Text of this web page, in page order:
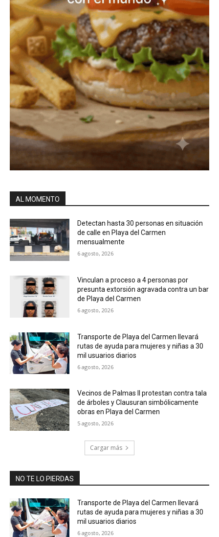
AL MOMENTO
Detectan hasta 30 personas en situación
de calle en Playa del Carmen
mensualmente
6 agosto, 2026
Vinculan a proceso a 4 personas por
presunta extorsión agravada contra un bar
de Playa del Carmen
6 agosto, 2026
Transporte de Playa del Carmen llevará
rutas de ayuda para mujeres y niñas a 30
mil usuarios diarios
6 agosto, 2026
Vecinos de Palmas II protestan contra tala
de árboles y Clausuran simbólicamente
obras en Playa del Carmen
5 agosto, 2026
Cargar más
NO TE LO PIERDAS
Transporte de Playa del Carmen llevará
rutas de ayuda para mujeres y niñas a 30
mil usuarios diarios
6 agosto, 2026